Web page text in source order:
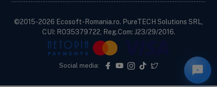
©2015-2026 Ecosoft-Romania.ro. PureTECH Solutions SRL,
CUI: RO35379722, Reg.Com: J23/29/2016.
Social media: